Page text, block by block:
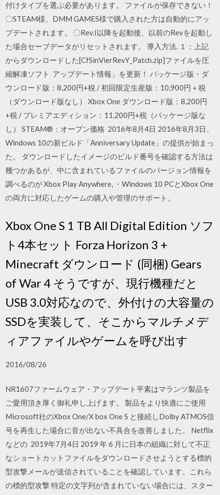
付けタイプを選ぶ必要があります。 ファイルが保存できない！
〇STEAM様、DMM GAMES様で購入された方は自動的にアッ
プデートされます。 〇Rev.I以降を起動後、以前のRevを起動し
た場合セーブデータがリセットされます。 導入方法. １：上記
からダウンロードした[CfSinVierRevY_Patch.zip]ファイルを圧
縮解凍ソフト アップデート情報」を更新！ パッケージ版・ダ
ウンロード版：8,200円+税 / 初回限定生産版：10,900円＋税
（ダウンロード版なし） Xbox One ダウンロード版：8,200円
+税 / プレミアエディション：11,200円+税（パッケージ版な
し） STEAM®：オープン価格 2016年8月4日 2016年8月3日、
Windows 10の新ビルド「Anniversary Update」の提供が始まっ
た。 ダウンロードしたイメージのビルド番号を確認する方法は
幾つかあるが、中に含まれているファイルのバージョン情報を
調べるのが Xbox Play Anywhere, ・Windows 10 PCとXbox One
の両方に対応したゲームの購入や管理のサポート。
Xbox One S 1 TB All Digital Edition ソフ
ト4本セット Forza Horizon 3 +
Minecraft ダウンロード (同梱) Gears
of War 4 そうですが、現行機種だと
USB 3.0対応なので、外付けの大容量の
SSDを実装して、そこからマルチメデ
ィアファイルやゲームを呼び出す
2016/08/26
NR1607ファームウェア・アップデート平素はマランツ製品を
ご愛用頂き厚く御礼申し上げます。 製品をより快適にご使用
Microsoft社のXbox One/X box One S と接続しDolby ATMOS信
号を再生した場合に音が出ない不具合を改善しました。 Netflix
などの 2019年7月4日 2019 年 6 月に日本の組織に対して不正
なショートカットファイルをダウンロードさせようとする標的
型攻撃メールが送信されていることを確認しています。これら
の標的型攻撃 特定の文字列が含まれていない場合には、スター